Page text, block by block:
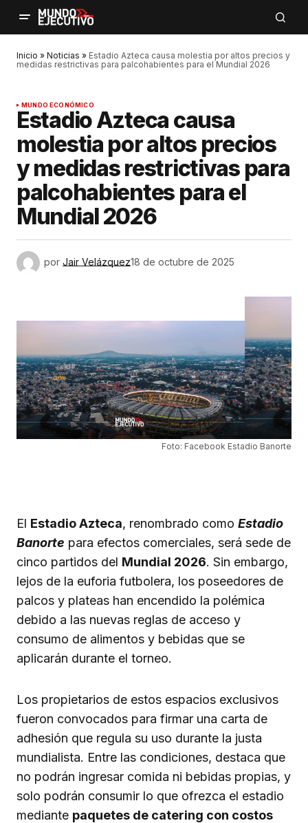
Inicio » Noticias » Estadio Azteca causa molestia por altos precios y
medidas restrictivas para palcohabientes para el Mundial 2026
MUNDO ECONÓMICO
Estadio Azteca causa
molestia por altos precios
y medidas restrictivas para
palcohabientes para el
Mundial 2026
por Jair Velázquez18 de octubre de 2025
Foto: Facebook Estadio Banorte
El Estadio Azteca, renombrado como Estadio
Banorte para efectos comerciales, será sede de
cinco partidos del Mundial 2026. Sin embargo,
lejos de la euforia futbolera, los poseedores de
palcos y plateas han encendido la polémica
debido a las nuevas reglas de acceso y
consumo de alimentos y bebidas que se
aplicarán durante el torneo.
Los propietarios de estos espacios exclusivos
fueron convocados para firmar una carta de
adhesión que regula su uso durante la justa
mundialista. Entre las condiciones, destaca que
no podrán ingresar comida ni bebidas propias, y
solo podrán consumir lo que ofrezca el estadio
mediante paquetes de catering con costos